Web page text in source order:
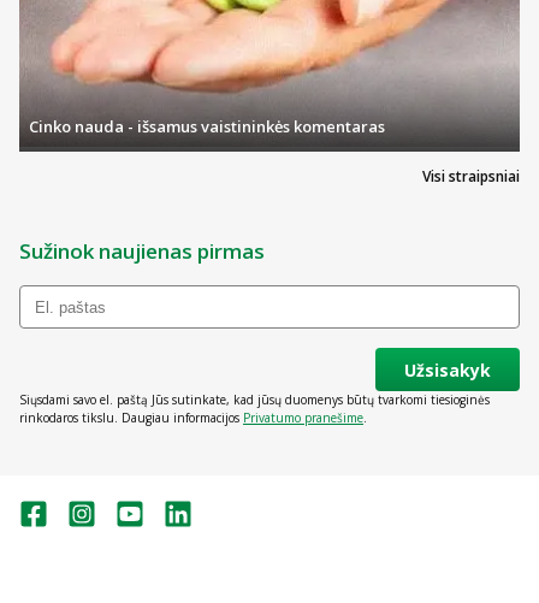
Visi straipsniai
Cinko nauda - išsamus vaistininkės komentaras
Sužinok naujienas pirmas
Užsisakyk
Siųsdami savo el. paštą Jūs sutinkate, kad jūsų duomenys būtų tvarkomi tiesioginės
rinkodaros tikslu. Daugiau informacijos Privatumo pranešime.